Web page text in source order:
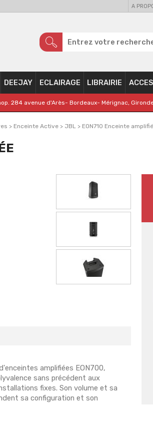
A
DEEJAY ECLAIRAGE LIBRAIRIE
284 avenue d'Arès- Bordeaux- Mérignac,
> Enceinte Active > JBL > EON710 Enceinte
amplifiées EON700,
sans précédent aux
fixes. Son volume et sa
sa configuration et son